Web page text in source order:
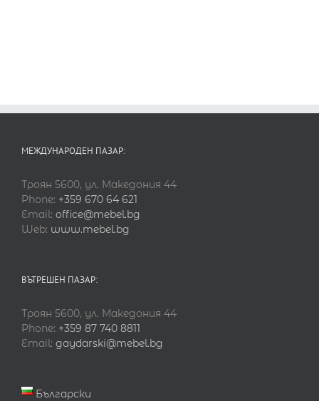
МЕЖДУНАРОДЕН ПАЗАР:
Троян 5600, ул. Македония 44
Phone: +359 670 64 621
Email: office@mebel.bg
Web: www.mebel.bg
ВЪТРЕШЕН ПАЗАР:
Троян 5600, ул. Македония 44
Phone: +359 87 740 8811
Email: gaydarski@mebel.bg
Български